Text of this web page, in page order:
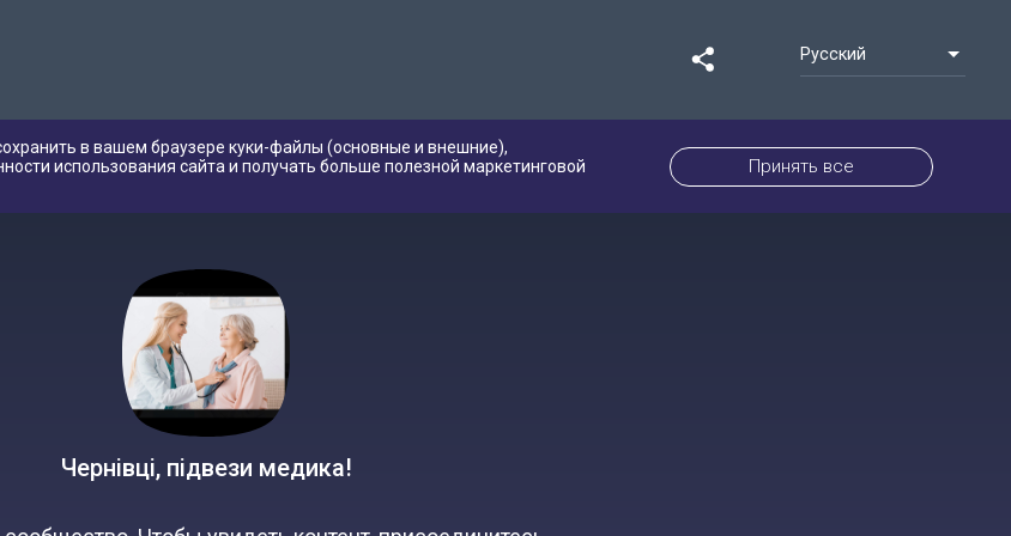
Русский
в вашем браузере куки-файлы (основные и внешние),
использования сайта и получать больше полезной маркетинговой
Принять все
Чернівці, підвези медика!